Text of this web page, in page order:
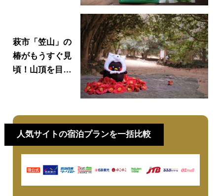
やカフェ巡りも
♪
萩市「笠山」の
椿がもうすぐ見
頃！山頂を目指
にも行ってきま
した！
人気サイトの宿泊プランを一括比較